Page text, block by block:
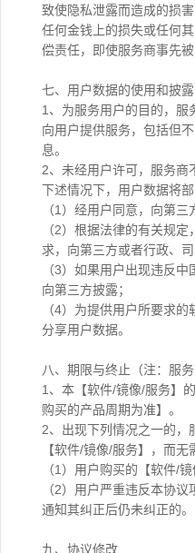
致使隐私泄露而造成的损
任何金钱上的损失或任何
偿责任，即使服务商事先
七、用户数据的使用和披露
1、为服务用户的目的，服
向用户提供服务，包括但
息。
2、未经用户许可，服务商
下述情况下，用户数据将部
（1）经用户同意，向第三
（2）根据法律的有关规
求，向第三方或者行政、司
（3）如果用户出现违反
向第三方披露；
（4）为提供用户所要求
分享用户数据。
八、期限与终止（注：服
1、本【软件/镜像/服务】
购买的产品周期为准】。
2、出现下列情况之一的，
【软件/镜像/服务】，而无
（1）用户购买的【软件/
（2）用户严重违反本协
通知其纠正后仍未纠正的。
九、协议修改